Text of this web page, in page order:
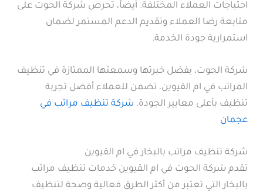
احتياجات العملاء المختلفة. أيضاً، تحرص شركة الحوت على
متابعة رضا العملاء وتقديم الدعم المستمر لضمان
استمرارية جودة الخدمة.
شركة الحوت، بفضل خبرتها وسمعتها الممتازة في تنظيف
المراتب في ام القيوين، تضمن للعملاء أفضل تجربة
تنظيف بأعلى معايير الجودة. شركة تنظيف مراتب في
عجمان
شركة تنظيف مراتب بالبخار في ام القيوين
تقدم شركة الحوت في ام القيوين خدمات تنظيف مراتب
بالبخار التي تعتبر من أكثر الطرق فعالية وصحة لتنظيف